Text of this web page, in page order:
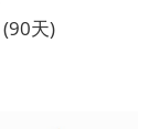
(90天)